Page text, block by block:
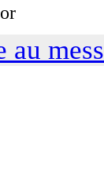
au